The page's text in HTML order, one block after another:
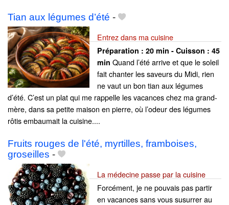
Tian aux légumes d’été -
Entrez dans ma cuisine
Préparation : 20 min - Cuisson : 45
min Quand l’été arrive et que le soleil
fait chanter les saveurs du Midi, rien
ne vaut un bon tian aux légumes
d’été. C’est un plat qui me rappelle les vacances chez ma grand-
mère, dans sa petite maison en pierre, où l’odeur des légumes
rôtis embaumait la cuisine....
Fruits rouges de l'été, myrtilles, framboises,
groseilles -
La médecine passe par la cuisine
Forcément, je ne pouvais pas partir
en vacances sans vous susurrer au